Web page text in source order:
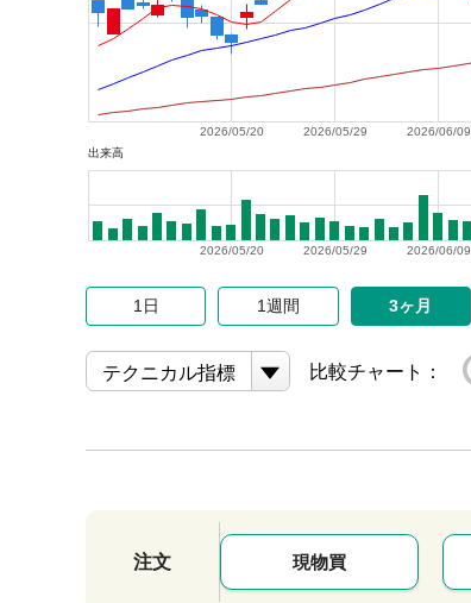
2026/06/09
2026/05/29
2026/05/20
出来高
2026/06/09
2026/05/29
2026/05/20
1日 1週間 3ヶ月
テクニカル指標 比較チャート：
注文 現物買